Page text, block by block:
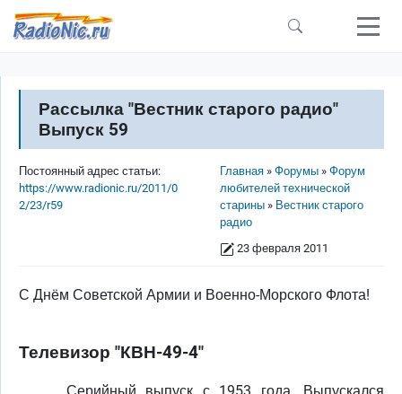
Перейти к основному содержанию
Рассылка "Вестник старого радио"
Выпуск 59
Строка навигации
Главная Форумы
Форум
любителей технической
старины
Вестник старого
радио
23 февраля 2011
Постоянный адрес статьи:
https://www.radionic.ru/2011/0
2/23/r59
С Днём Советской Армии и Военно-Морского Флота!
Телевизор "КВН-49-4"